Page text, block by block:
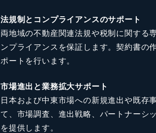
法規制とコンプライアンスのサポート
両地域の不動産関連法規や税制に関する
ンプライアンスを保証します。契約書の
ポートを行います。
市場進出と業務拡大サポート
日本および中東市場への新規進出や既存
て、市場調査、進出戦略、パートナーシ
を提供します。